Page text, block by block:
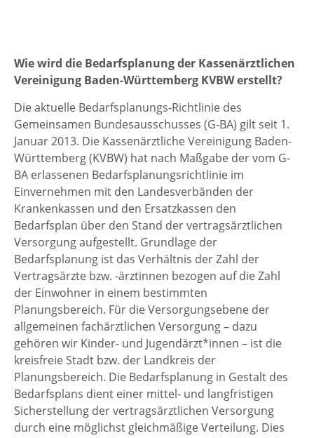
Wie wird die Bedarfsplanung der Kassenärztlichen
Vereinigung Baden-Württemberg KVBW erstellt?
Die aktuelle Bedarfsplanungs-Richtlinie des
Gemeinsamen Bundesausschusses (G-BA) gilt seit 1.
Januar 2013. Die Kassenärztliche Vereinigung Baden-
Württemberg (KVBW) hat nach Maßgabe der vom G-
BA erlassenen Bedarfsplanungsrichtlinie im
Einvernehmen mit den Landesverbänden der
Krankenkassen und den Ersatzkassen den
Bedarfsplan über den Stand der vertragsärztlichen
Versorgung aufgestellt. Grundlage der
Bedarfsplanung ist das Verhältnis der Zahl der
Vertragsärzte bzw. -ärztinnen bezogen auf die Zahl
der Einwohner in einem bestimmten
Planungsbereich. Für die Versorgungsebene der
allgemeinen fachärztlichen Versorgung – dazu
gehören wir Kinder- und Jugendärzt*innen – ist die
kreisfreie Stadt bzw. der Landkreis der
Planungsbereich. Die Bedarfsplanung in Gestalt des
Bedarfsplans dient einer mittel- und langfristigen
Sicherstellung der vertragsärztlichen Versorgung
durch eine möglichst gleichmäßige Verteilung. Dies